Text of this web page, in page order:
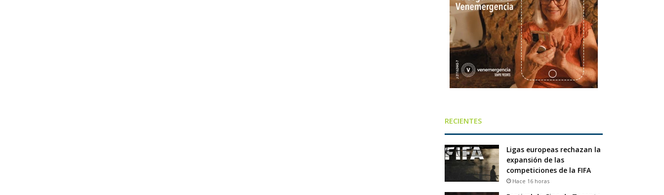
RECIENTES
Ligas europeas rechazan la
expansión de las
competiciones de la FIFA
Hace 16 horas